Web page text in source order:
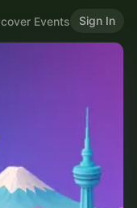
Events Sign In